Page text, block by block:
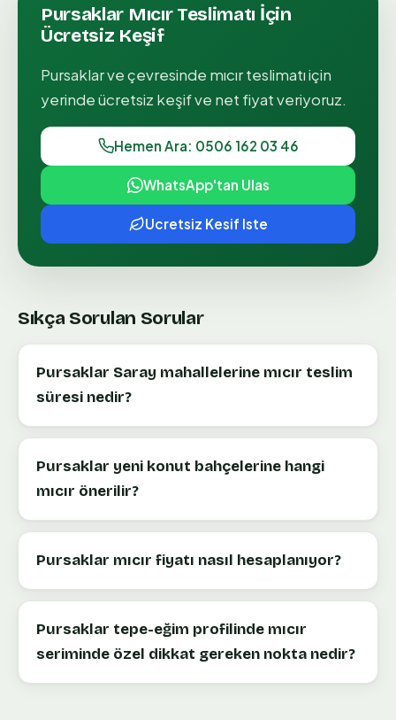
Pursaklar Mıcır Teslimatı İçin
Ücretsiz Keşif
Pursaklarve çevresinde mıcır teslimatıiçin
yerinde ücretsiz keşif ve net fiyat veriyoruz.
Hemen Ara: 0506 162 03 46
WhatsApp'tan Ulas
Ucretsiz Kesif Iste
Sıkça Sorulan Sorular
Pursaklar Saray mahallelerine mıcır teslim
süresi nedir?
Pursaklar yeni konut bahçelerine hangi
mıcır önerilir?
Pursaklar mıcır fiyatı nasıl hesaplanıyor?
Pursaklar tepe-eğim profilinde mıcır
seriminde özel dikkat gereken nokta nedir?